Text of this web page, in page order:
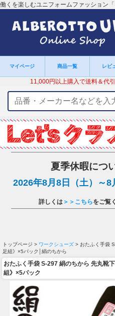
働くを楽しむユニフォームファッション「
マイページ 商品一覧 レビ
11,000円以上購入で送料＆代
ー
ワ
ー
ド
夏季休暇につ
2026年8月8日（土）～8
詳しくは ＞＞こちらをご覧
トップページ > ワークシューズ > おたふく手袋
足組》×5パック│絹のちから
おたふく手袋 S-297 絹のちから 先丸靴
組》×5パック